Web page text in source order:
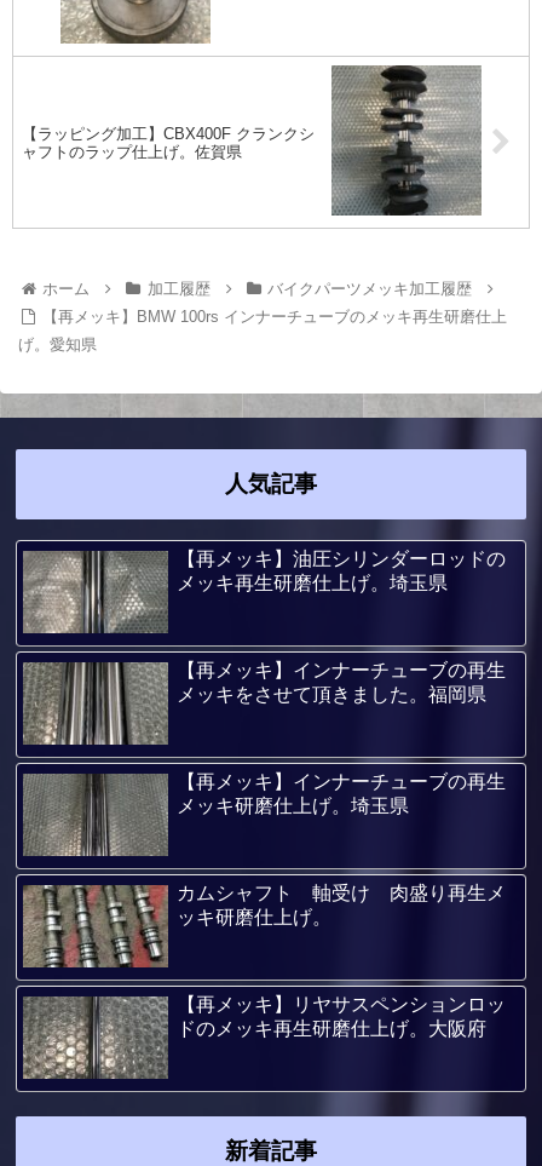
【ラッピング加工】CBX400F クランクシ
ャフトのラップ仕上げ。佐賀県
ホーム 加工履歴
バイクパーツメッキ加工履歴
【再メッキ】BMW 100rs インナーチューブのメッキ再生研磨仕上
げ。愛知県
人気記事
【再メッキ】油圧シリンダーロッドの
メッキ再生研磨仕上げ。埼玉県
【再メッキ】インナーチューブの再生
メッキをさせて頂きました。福岡県
【再メッキ】インナーチューブの再生
メッキ研磨仕上げ。埼玉県
カムシャフト 軸受け 肉盛り再生メ
ッキ研磨仕上げ。
【再メッキ】リヤサスペンションロッ
ドのメッキ再生研磨仕上げ。大阪府
新着記事